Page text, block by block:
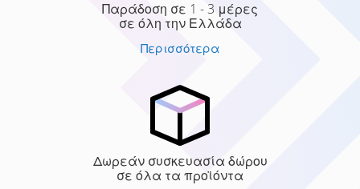
Παράδοση σε 1 - 3 μέρες
σε όλη την Ελλάδα
Περισσότερα
Δωρεάν συσκευασία δώρου
σε όλα τα προϊόντα